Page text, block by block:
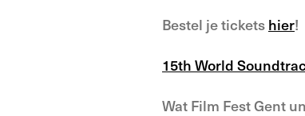
Bestel je tickets hier!
15th World
Wat Film Fest Gent